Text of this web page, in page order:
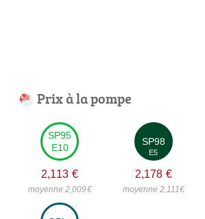
Prix à la pompe
SP95
E10
2,113 €
moyenne 2,009€
SP98
E5
2,178 €
moyenne 2,111€